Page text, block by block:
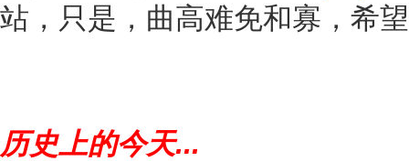
站，只是，曲高难免和寡，希
历史上的今天...